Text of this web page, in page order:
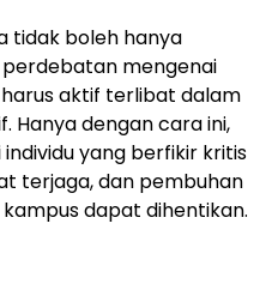
tidak boleh hanya
mengenai
aktif terlibat dalam
Hanya dengan cara ini,
yang berfikir kritis
terjaga, dan pembuhan
dapat dihentikan.